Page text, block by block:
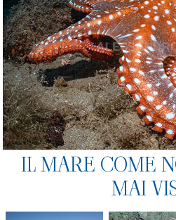
IL MARE COME
MAI